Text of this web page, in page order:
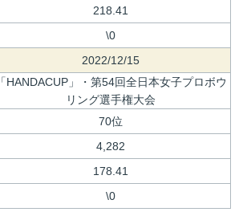
218.41
\0
2022/12/15
「HANDACUP」・第54回全日本女子プロボウ
リング選手権大会
70位
4,282
178.41
\0